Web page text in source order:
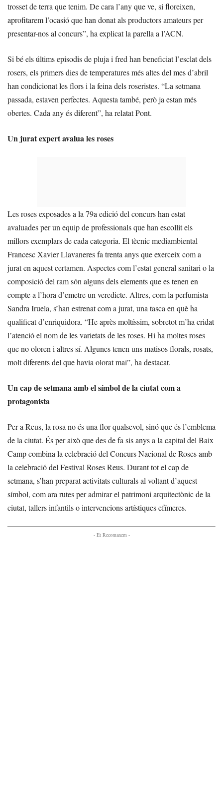
trosset de terra que tenim. De cara l’any que ve, si floreixen,
aprofitarem l’ocasió que han donat als productors amateurs per
presentar-nos al concurs”, ha explicat la parella a l’ACN.
Si bé els últims episodis de pluja i fred han beneficiat l’esclat dels
rosers, els primers dies de temperatures més altes del mes d’abril
han condicionat les flors i la feina dels roseristes. “La setmana
passada, estaven perfectes. Aquesta també, però ja estan més
obertes. Cada any és diferent”, ha relatat Pont.
Un jurat expert avalua les roses
Les roses exposades a la 79a edició del concurs han estat
avaluades per un equip de professionals que han escollit els
millors exemplars de cada categoria. El tècnic mediambiental
Francesc Xavier Llavaneres fa trenta anys que exerceix com a
jurat en aquest certamen. Aspectes com l’estat general sanitari o la
composició del ram són alguns dels elements que es tenen en
compte a l’hora d’emetre un veredicte. Altres, com la perfumista
Sandra Iruela, s’han estrenat com a jurat, una tasca en què ha
qualificat d’enriquidora. “He après moltíssim, sobretot m’ha cridat
l’atenció el nom de les varietats de les roses. Hi ha moltes roses
que no oloren i altres sí. Algunes tenen uns matisos florals, rosats,
molt diferents del que havia olorat mai”, ha destacat.
Un cap de setmana amb el símbol de la ciutat com a
protagonista
Per a Reus, la rosa no és una flor qualsevol, sinó que és l’emblema
de la ciutat. És per això que des de fa sis anys a la capital del Baix
Camp combina la celebració del Concurs Nacional de Roses amb
la celebració del Festival Roses Reus. Durant tot el cap de
setmana, s’han preparat activitats culturals al voltant d’aquest
símbol, com ara rutes per admirar el patrimoni arquitectònic de la
ciutat, tallers infantils o intervencions artístiques efímeres.
- Et Recomanem -